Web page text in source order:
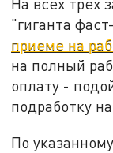
На всех трех
"гиганта
приеме на
на полный
оплату -
подработку
По